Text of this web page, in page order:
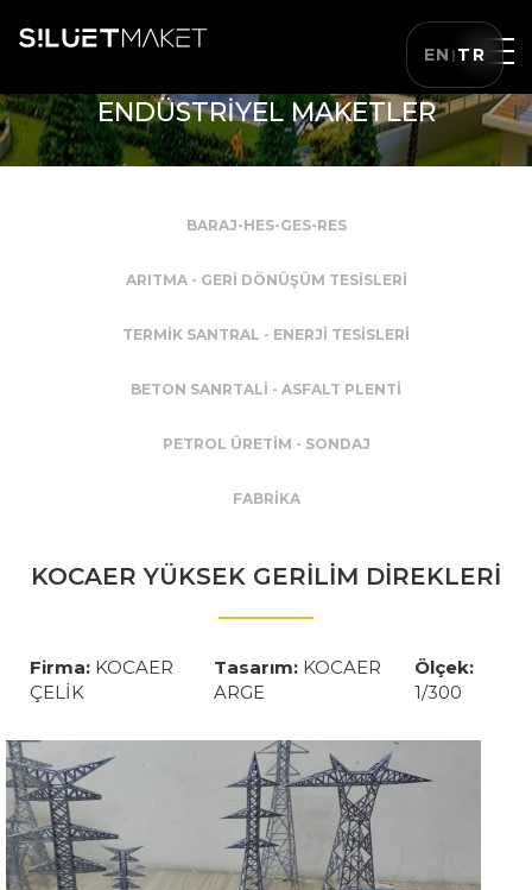
EN | TR
ENDÜSTRİYEL MAKETLER
BARAJ-HES-GES-RES
ARITMA - GERİ DÖNÜŞÜM TESİSLERİ
TERMİK SANTRAL - ENERJİ TESİSLERİ
BETON SANRTALİ - ASFALT PLENTİ
PETROL ÜRETİM - SONDAJ
FABRİKA
KOCAER YÜKSEK GERİLİM DİREKLERİ
Firma: KOCAER
ÇELİK
Tasarım: KOCAER
ARGE
Ölçek:
1/300